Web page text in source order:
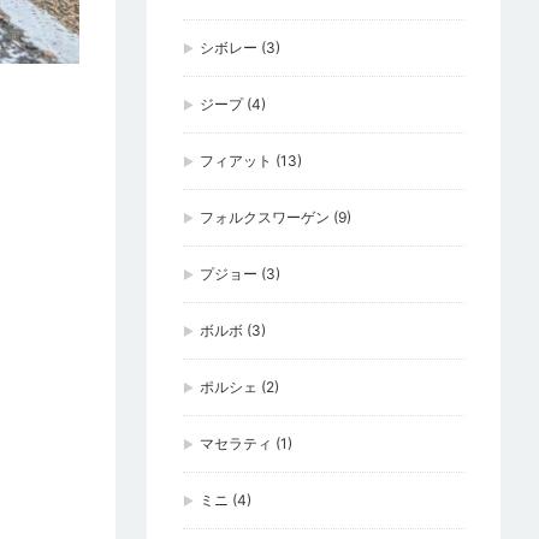
シボレー (3)
ジープ(4)
フィアット (13)
フォルクスワーゲン (9)
プジョー (3)
ボルボ(3)
ポルシェ (2)
マセラティ (1)
ミニ (4)